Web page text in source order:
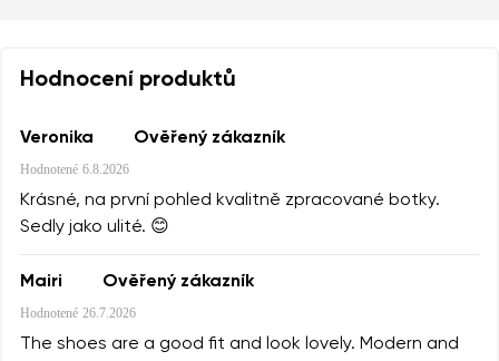
Hodnocení produktů
Veronika Ověřený zákazník
Hodnotené 6.8.2026
Krásné, na první pohled kvalitně zpracované botky.
Sedly jako ulité. 😊
Mairi Ověřený zákazník
Hodnotené 26.7.2026
The shoes are a good fit and look lovely. Modern and